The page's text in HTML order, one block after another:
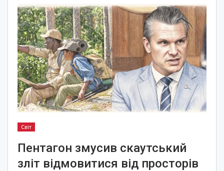
Світ
Пентагон змусив скаутський
зліт відмовитися від просторів